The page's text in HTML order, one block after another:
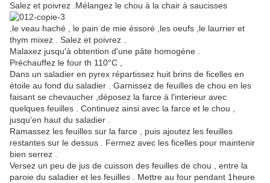
Salez et poivrez .Mélangez le chou à la chair à saucisses
,le veau haché , le pain de mie éssoré ,les oeufs ,le laurrier et
thym mixez . Salez et poivrez .
Malaxez jusqu'à obtention d'une pâte homogéne .
Préchauffez le four th 110°C ,
Dans un saladier en pyrex répartissez huit brins de ficelles en
étoile au fond du saladier . Garnissez de feuilles de chou en les
faisant se chevaucher ,déposez la farce à l'interieur avec
quelques feuilles . Continuez ainsi avec la farce et le chou ,
jusqu'en haut du saladier .
Ramassez les feuilles sur la farce , puis ajoutez les feuilles
restantes sur le dessus . Fermez avec les ficelles pour maintenir
bien serrez .
Versez un peu de jus de cuisson des feuilles de chou , entre la
paroie du saladier et les feuilles . Mettre au four pendant 1heure